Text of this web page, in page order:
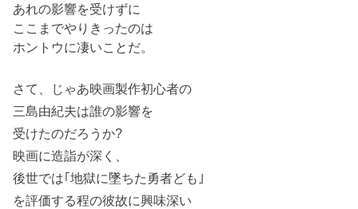
あれの影響を受けずに
ここまでやりきったのは
ホントウに凄いことだ。
さて、じゃあ映画製作初心者の
三島由紀夫は誰の影響を
受けたのだろうか?
映画に造詣が深く、
後世では｢地獄に墜ちた勇者ども｣
を評価する程の彼故に興味深い